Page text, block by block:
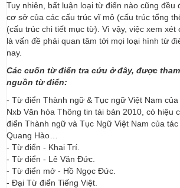
Tuy nhiên, bất luận loại từ điển nào cũng đều
cơ sở của các cấu trúc vĩ mô (cấu trúc tổng
(cấu trúc chi tiết mục từ). Vì vậy, việc xem xét
là vấn đề phải quan tâm tới mọi loại hình từ
nay.
Các cuốn từ điển tra cứu ở đây, được
nguồn từ điển:
- Từ điển Thành ngữ & Tục ngữ Việt Nam
Nxb Văn hóa Thông tin tái bản 2010, có hiệu
điển Thành ngữ và Tục Ngữ Việt Nam của tác
Quang Hào…
- Từ điển - Khai Trí.
- Từ điển - Lê Văn Đức.
- Từ điển mở - Hồ Ngọc Đức.
- Đại Từ điển Tiếng Việt.